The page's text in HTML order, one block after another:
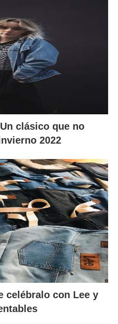
clásico que no
2022
celébralo con Lee y